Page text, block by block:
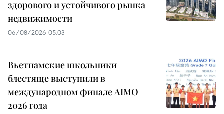
здорового и устойчивого рынка
недвижимости
06/08/2026 05:03
Вьетнамские школьники
блестяще выступили в
международном финале AIMO
2026 года